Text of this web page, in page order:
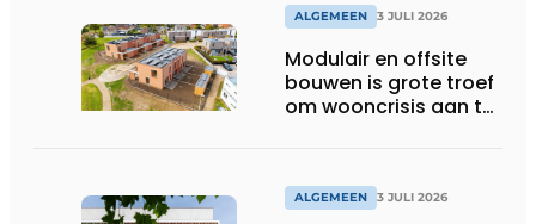
ALGEMEEN 3 JULI 2026
Modulair en offsite
bouwen is grote troef
om wooncrisis aan te
ALGEMEEN 3 JULI 2026